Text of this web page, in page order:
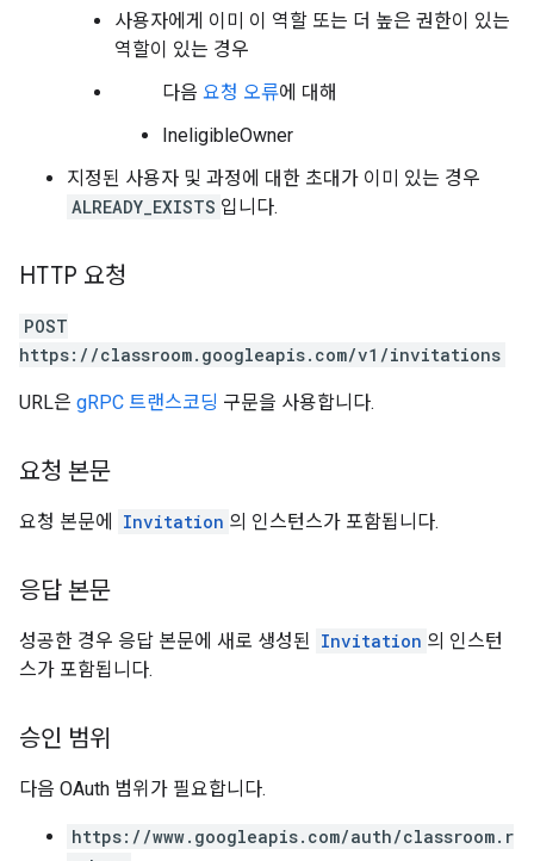
사용자에게 이미 이 역할 또는 더 높은 권한이 있는
역할이 있는 경우
다음 요청 오류에 대해
IneligibleOwner
지정된 사용자 및 과정에 대한 초대가 이미 있는 경우
ALREADY_EXISTS 입니다.
HTTP 요청
POST
https://classroom.googleapis.com/v1/invitations
URL은 gRPC 트랜스코딩 구문을 사용합니다.
요청 본문
요청 본문에 Invitation 의 인스턴스가 포함됩니다.
응답 본문
성공한 경우 응답 본문에 새로 생성된 Invitation 의 인스턴
스가 포함됩니다.
승인 범위
다음 OAuth 범위가 필요합니다.
https://www.googleapis.com/auth/classroom.r